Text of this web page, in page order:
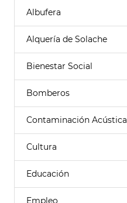
Albufera
Alquería de Solache
Bienestar Social
Bomberos
Contaminación Acústica
Cultura
Educación
Empleo